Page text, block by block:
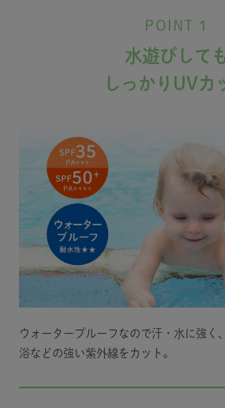
POINT 1
水遊びして
しっかりUVカ
ウォータープルーフなので汗・水に強く
浴などの強い紫外線をカット。